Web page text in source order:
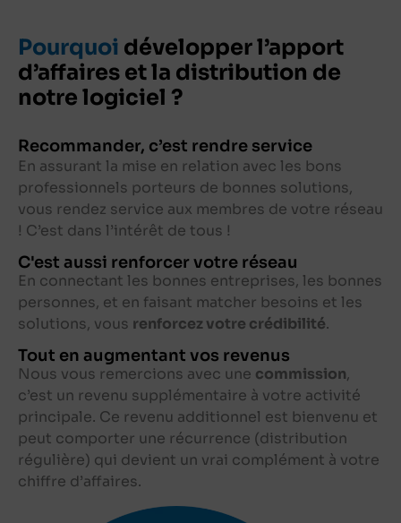
‍Pourquoi développer l’apport
d’affaires et la distribution de
notre logiciel ?‍
Recommander, c’est rendre service
En assurant la mise en relation avec les bons
professionnels porteurs de bonnes solutions,
vous rendez service aux membres de votre réseau
! C’est dans l’intérêt de tous !
C'est aussi renforcer votre réseau
En connectant les bonnes entreprises, les bonnes
personnes, et en faisant matcher besoins et les
solutions, vous renforcez votre crédibilité.
Tout en augmentant vos revenus
Nous vous remercions avec une commission,
c’est un revenu supplémentaire à votre activité
principale. Ce revenu additionnel est bienvenu et
peut comporter une récurrence (distribution
régulière) qui devient un vrai complément à votre
chiffre d’affaires.